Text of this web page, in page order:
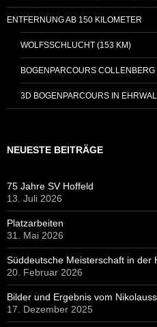
ENTFERNUNG AB 150 KILOMETER
WOLFSSCHLUCHT (153 KM)
BOGENPARCOURS
3D BOGENPARCOURS IN
NEUESTE BEITRÄGE
75 Jahre SV Hoffeld
13. Juli 2026
Platzarbeiten
31. Mai 2026
Süddeutsche Meisterschaft in der
20. Februar 2026
Bilder und Ergebnis vom
17. Dezember 2025